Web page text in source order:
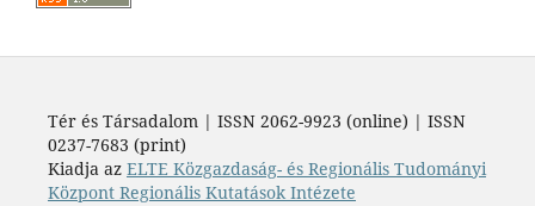
Tér és Társadalom | ISSN 2062-9923 (online) | ISSN
0237-7683 (print)
Kiadja az ELTE Közgazdaság- és Regionális Tudományi
Központ Regionális Kutatások Intézete